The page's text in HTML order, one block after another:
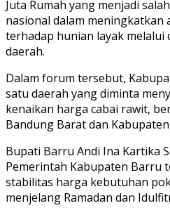
Juta Rumah yang menjadi
nasional dalam meningkatkan
terhadap hunian layak
daerah.
Dalam forum tersebut,
satu daerah yang diminta
kenaikan harga cabai rawit,
Bandung Barat dan
Bupati Barru Andi Ina Kartika
Pemerintah Kabupaten Barru
stabilitas harga kebutuhan
menjelang Ramadan dan